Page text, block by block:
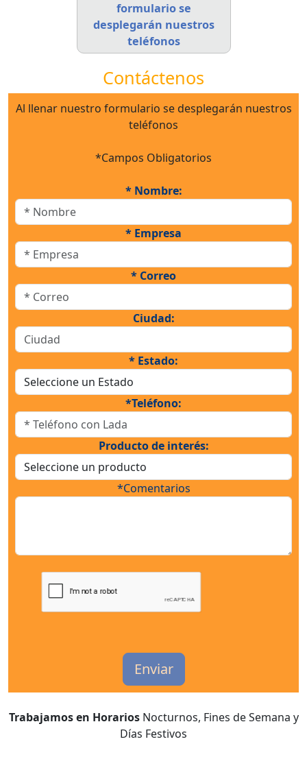
formulario se
desplegarán nuestros
teléfonos
Contáctenos
Al llenar nuestro formulario se desplegarán nuestros
teléfonos
*Campos Obligatorios
* Nombre:
* Empresa
* Correo
Ciudad:
* Estado:
*Teléfono:
Producto de interés:
*Comentarios
Trabajamos en Horarios Nocturnos, Fines de Semana y
Días Festivos